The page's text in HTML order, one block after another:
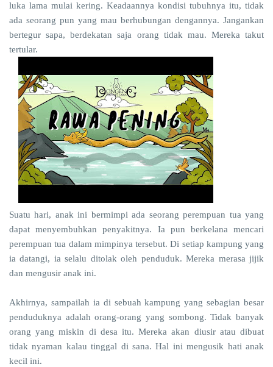
luka lama mulai kering. Keadaannya kondisi tubuhnya itu, tidak
ada seorang pun yang mau berhubungan dengannya. Jangankan
bertegur sapa, berdekatan saja orang tidak mau. Mereka takut
tertular.
Suatu hari, anak ini bermimpi ada seorang perempuan tua yang
dapat menyembuhkan penyakitnya. Ia pun berkelana mencari
perempuan tua dalam mimpinya tersebut. Di setiap kampung yang
ia datangi, ia selalu ditolak oleh penduduk. Mereka merasa jijik
dan mengusir anak ini.
Akhirnya, sampailah ia di sebuah kampung yang sebagian besar
penduduknya adalah orang-orang yang sombong. Tidak banyak
orang yang miskin di desa itu. Mereka akan diusir atau dibuat
tidak nyaman kalau tinggal di sana. Hal ini mengusik hati anak
kecil ini.